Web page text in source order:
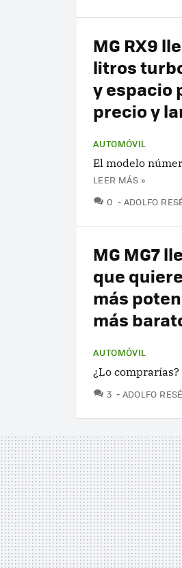
MG RX9
litros
y espacio
precio y
AUTOMÓVIL
El modelo
LEER MÁS »
0 COMENTARIOS
ADOLFO
MG MG7
que
más
más
AUTOMÓVIL
¿Lo comprarías?
3 COMENTARIOS
ADOLFO